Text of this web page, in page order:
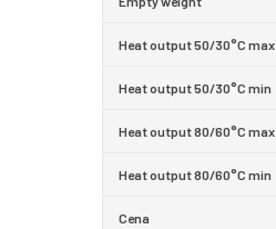
Heat output 50/30°C max
Heat output 50/30°C min
Heat output 80/60°C max
Heat output 80/60°C min
Cena